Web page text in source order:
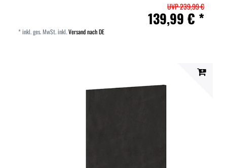
UVP 239,99 €
139,99 € *
*inkl. ges. MwSt.inkl.Versand nach DE